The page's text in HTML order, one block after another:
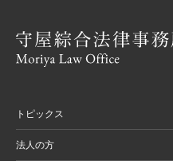
トピックス
法人の方